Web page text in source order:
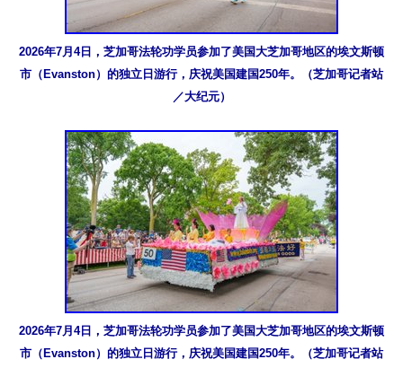
2026年7月4日，芝加哥法轮功学员参加了美国大芝加哥地区的埃文斯顿
市（Evanston）的独立日游行，庆祝美国建国250年。（芝加哥记者站
／大纪元）
2026年7月4日，芝加哥法轮功学员参加了美国大芝加哥地区的埃文斯顿
市（Evanston）的独立日游行，庆祝美国建国250年。（芝加哥记者站